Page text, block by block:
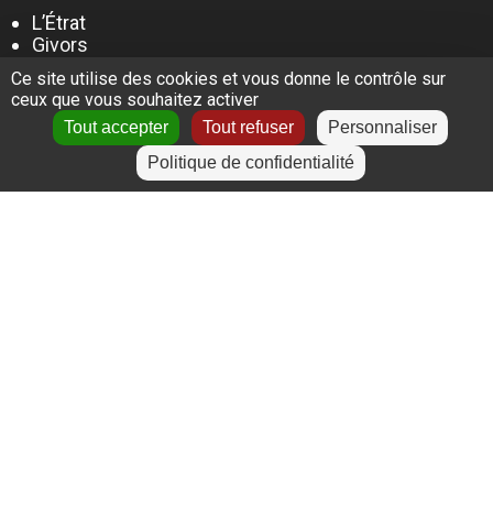
L’Étrat
Givors
Villeurbanne
Lyon
Le Puy-en-Velay
Ce site utilise des cookies et vous donne le contrôle sur
ceux que vous souhaitez activer
Tout accepter Tout refuser
Personnaliser
Politique de confidentialité